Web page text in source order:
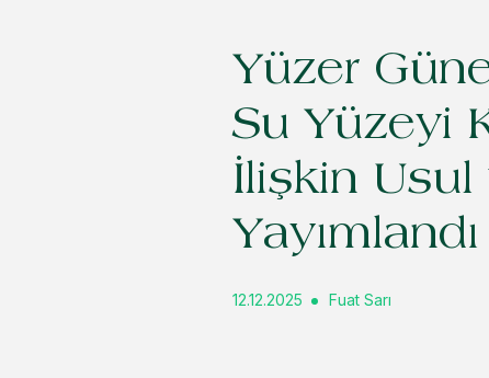
Yüzer
Su Yüzeyi
İlişkin Usul
Yayımlandı
12.12.2025 Fuat Sarı